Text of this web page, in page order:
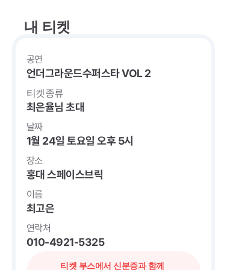
내 티켓
공연
언더그라운드수퍼스타 VOL 2
티켓종류
최은율님 초대
날짜
1월 24일 토요일 오후 5시
장소
홍대 스페이스브릭
이름
최고은
연락처
010-4921-5325
티켓 부스에서 신분증과 함께